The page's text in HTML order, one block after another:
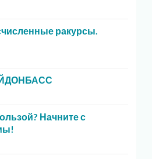
ракурсы.
Начните с